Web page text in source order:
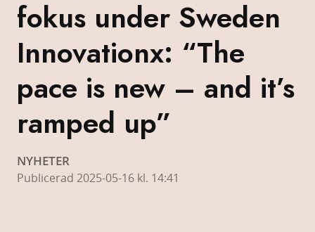
fokus under Sweden
Innovationx: “The
pace is new – and it’s
ramped up”
NYHETER
Publicerad 2025-05-16 kl. 14:41